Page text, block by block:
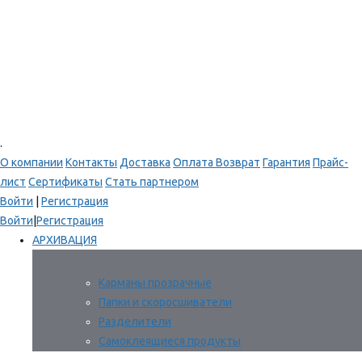
.
О компании Контакты Доставка Оплата Возврат Гарантия Прайс-
лист Сертификаты Стать партнером
Войти
Регистрация
Войти Регистрация
АРХИВАЦИЯ
Карманы прозрачные
Папки и скоросшиватели
Разделители
Самоклеящиеся продукты